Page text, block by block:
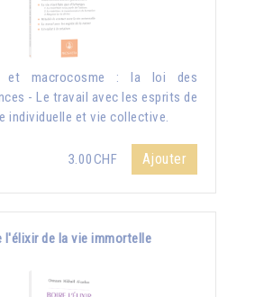
et macrocosme : la loi des
- Le travail avec les esprits de
individuelle et vie collective.
3.00CHF Ajouter
l'élixir de la vie immortelle